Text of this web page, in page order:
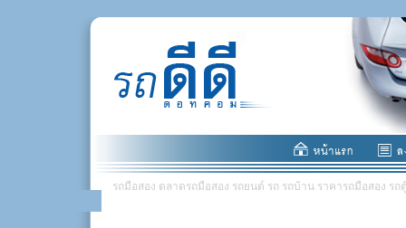
รถมือสอง ตลาดรถมือสอง รถยนต์ รถ รถบ้าน ราคารถมือสอง รถ